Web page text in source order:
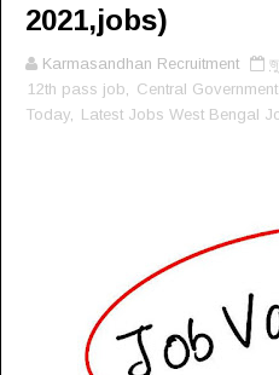
2021,jobs)
Karmasandhan Recruitment
12th pass job
Central
Today
Latest Jobs West Bengal